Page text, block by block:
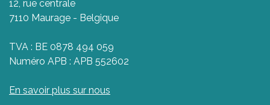
12, rue centrale
7110 Maurage - Belgique
TVA : BE 0878 494 059
Numéro APB : APB 552602
En savoir plus sur nous